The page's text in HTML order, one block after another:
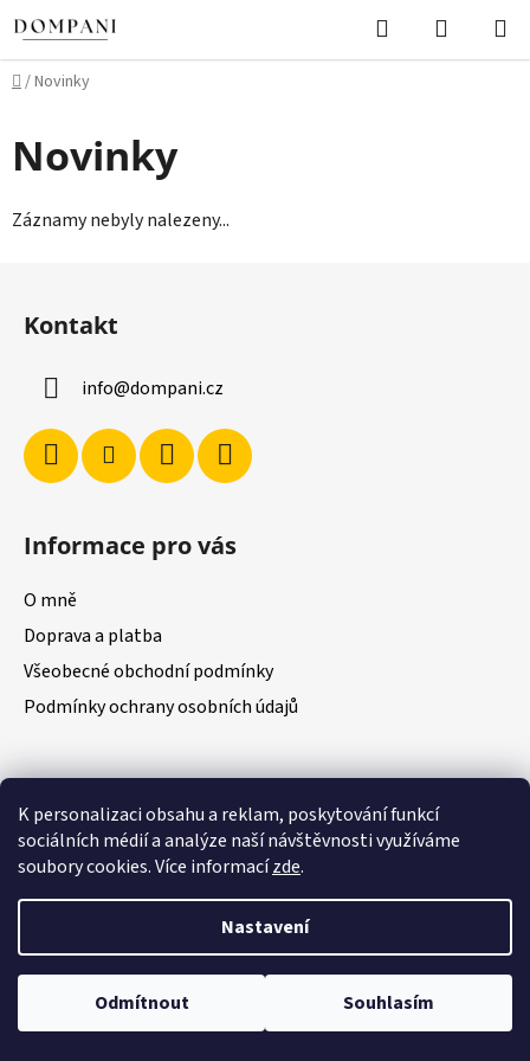
K personalizaci obsahu a reklam, poskytování funkcí
sociálních médií a analýze naší návštěvnosti využíváme
soubory cookies. Více informacízde.
Nastavení
Odmítnout Souhlasím
na
obsah
Hledat
KOŠÍK
Domů
/Novinky
Novinky
Záznamy nebyly nalezeny...
Kontakt
info@dompani.cz
Informace pro vás
O mně
Doprava a platba
Všeobecné obchodní podmínky
Podmínky ochrany osobních údajů
Youtube
Vytvořil Shoptet
Upravit nastavení cookies